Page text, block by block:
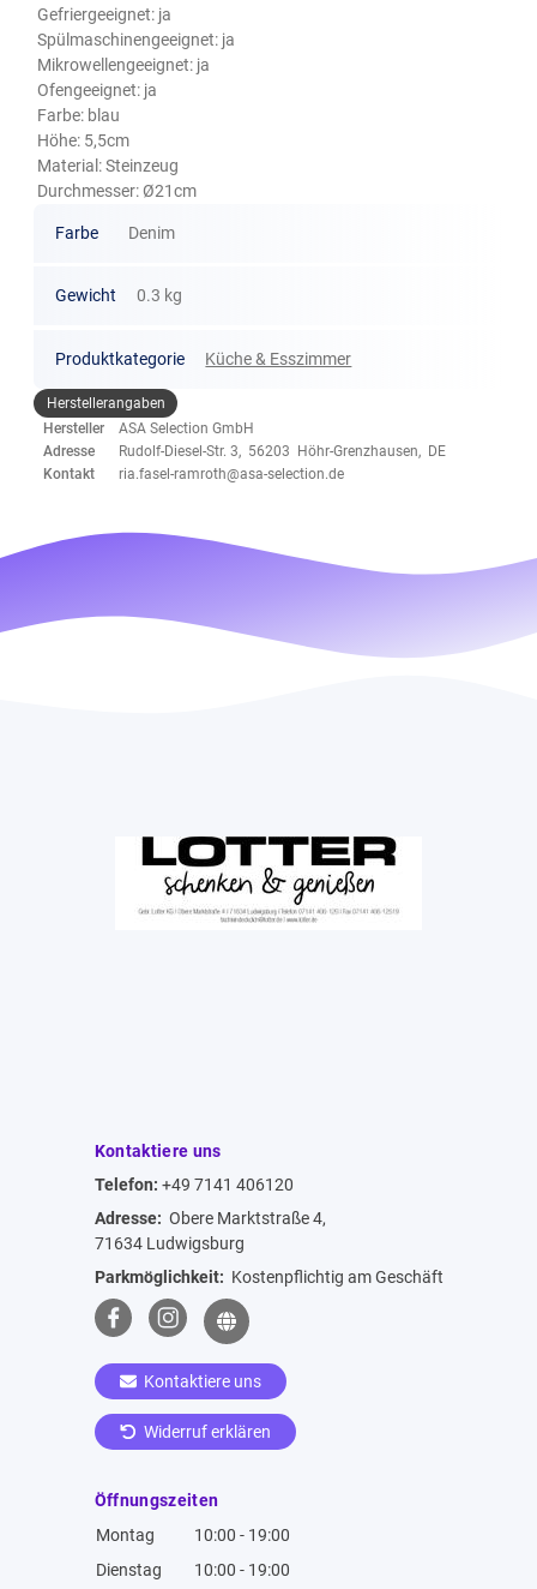
Gefriergeeignet: ja
Spülmaschinengeeignet: ja
Mikrowellengeeignet: ja
Ofengeeignet: ja
Farbe: blau
Höhe: 5,5cm
Material: Steinzeug
Durchmesser: Ø21cm
Farbe Denim
Gewicht 0.3 kg
Produktkategorie Küche & Esszimmer
Herstellerangaben
Hersteller
ASA Selection GmbH
Adresse
Rudolf-Diesel-Str. 3, 56203 Höhr-Grenzhausen, DE
Kontakt
ria.fasel-ramroth@asa-selection.de
Kontaktiere uns
Telefon: +49 7141 406120
Adresse: Obere Marktstraße 4,
71634 Ludwigsburg
Parkmöglichkeit: Kostenpflichtig am Geschäft
Kontaktiere uns
Widerruf erklären
Öffnungszeiten
Montag
10:00 - 19:00
Dienstag
10:00 - 19:00